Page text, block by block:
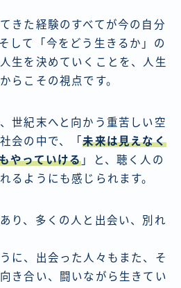
きた経験のすべてが今の自分
して「今をどう生きるか」の
生を決めていくことを、人生
らこその視点です。
世紀末へと向かう重苦しい空
会の中で、「未来は見えなく
やっていける 」と、聴く人の
るようにも感じられます。
り、多くの人と出会い、別れ
に、出会った人々もまた、そ
き合い、闘いながら生きてい